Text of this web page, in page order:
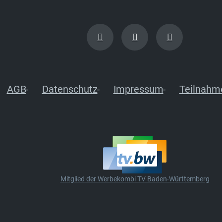
AGB Datenschutz Impressum
Mitglied der Werbekombi TV Baden-Württemberg